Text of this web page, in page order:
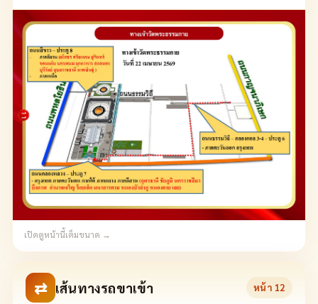
เปิดดูหน้านี้เต็มขนาด →
⇄ เส้นทางรถขาเข้า หน้า 12